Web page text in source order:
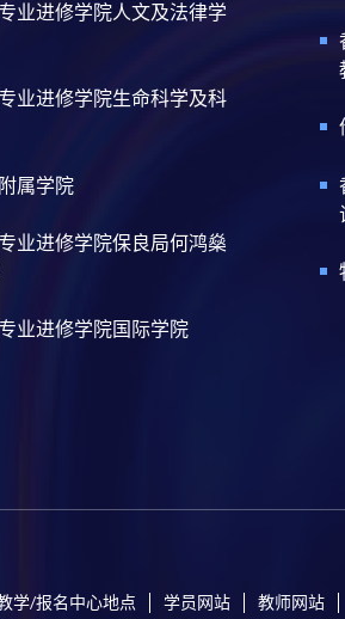
业进修学院人文及法律学
业进修学院生命科学及科
属学院
业进修学院保良局何鸿燊
业进修学院国际学院
学/报名中心地点 学员网站 教师网站